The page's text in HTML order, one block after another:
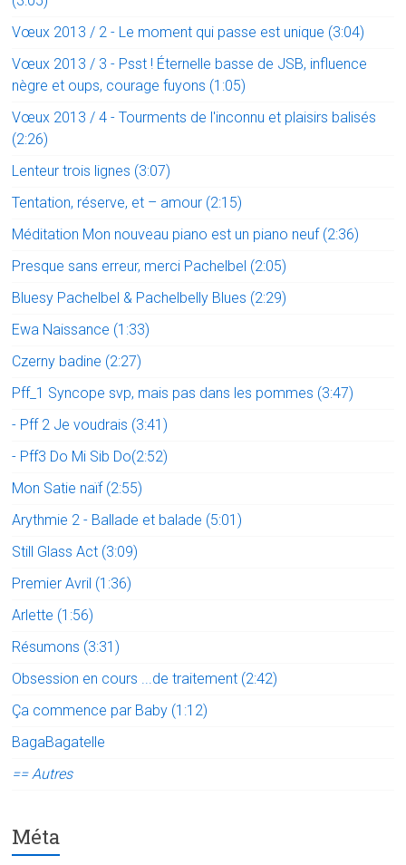
Vœux 2013 / 2 - Le moment qui passe est unique (3:04)
Vœux 2013 / 3 - Psst ! Éternelle basse de JSB, influence
nègre et oups, courage fuyons (1:05)
Vœux 2013 / 4 - Tourments de l'inconnu et plaisirs balisés
(2:26)
Lenteur trois lignes (3:07)
Tentation, réserve, et – amour (2:15)
Méditation Mon nouveau piano est un piano neuf (2:36)
Presque sans erreur, merci Pachelbel (2:05)
Bluesy Pachelbel & Pachelbelly Blues (2:29)
Ewa Naissance (1:33)
Czerny badine (2:27)
Pff_1 Syncope svp, mais pas dans les pommes (3:47)
- Pff 2 Je voudrais (3:41)
- Pff3 Do Mi Sib Do(2:52)
Mon Satie naïf (2:55)
Arythmie 2 - Ballade et balade (5:01)
Still Glass Act (3:09)
Premier Avril (1:36)
Arlette (1:56)
Résumons (3:31)
Obsession en cours ...de traitement (2:42)
Ça commence par Baby (1:12)
BagaBagatelle
== Autres
Méta